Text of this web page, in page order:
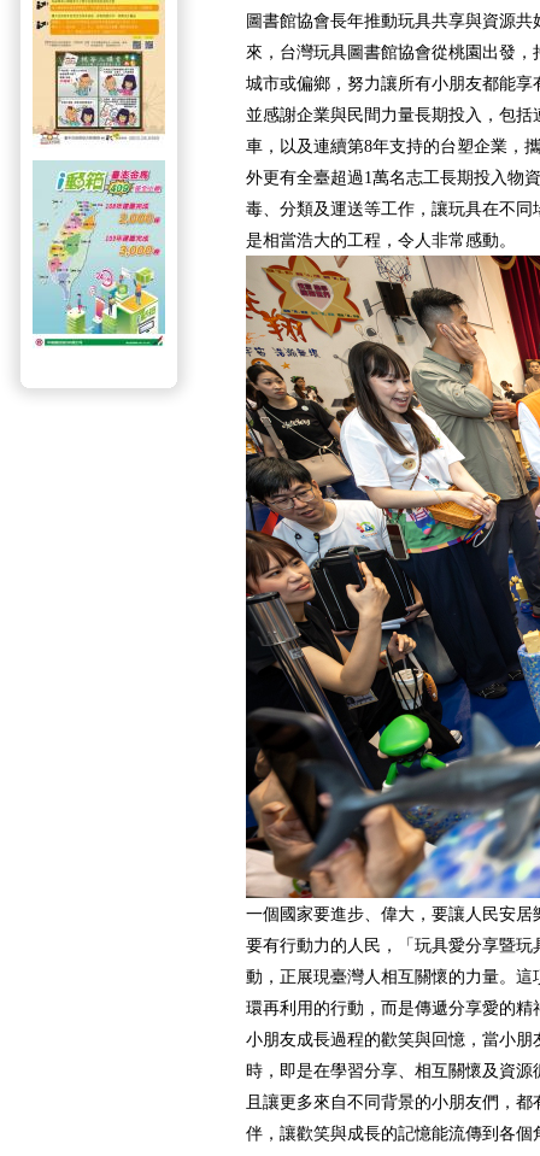
圖書館協會長年推動玩具共享與資源共
來，台灣玩具圖書館協會從桃園出發
城市或偏鄉，努力讓所有小朋友都能
並感謝企業與民間力量長期投入，包括
車，以及連續第8年支持的台塑企業，
外更有全臺超過1萬名志工長期投入物
毒、分類及運送等工作，讓玩具在不
是相當浩大的工程，令人非常感動。
一個國家要進步、偉大，要讓人民安
要有行動力的人民，「玩具愛分享暨
動，正展現臺灣人相互關懷的力量。
環再利用的行動，而是傳遞分享愛的
小朋友成長過程的歡笑與回憶，當小
時，即是在學習分享、相互關懷及資
且讓更多來自不同背景的小朋友們，
伴，讓歡笑與成長的記憶能流傳到各個